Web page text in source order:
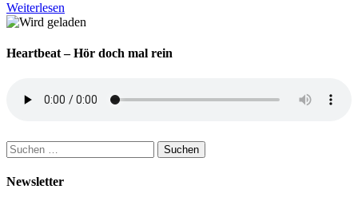
Weiterlesen
Heartbeat – Hör doch mal rein
Suchen
nach:
Newsletter